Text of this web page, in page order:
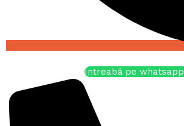
Întreabă pe whatsapp